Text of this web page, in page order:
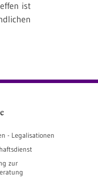
ist
- Legalisationen
zur